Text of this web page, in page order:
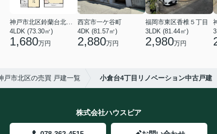
神戸市北区鈴蘭台北町６丁目
4LDK (73.30㎡)
1,680万円
西宮市一ケ谷町
4DK (81.57㎡)
2,880万円
福岡市東区香椎５丁目
3LDK (81.44㎡)
2,980万円
戸市北区の売買 戸建一覧 小倉台4丁目リノベーション中古戸建
株式会社ハウスピア